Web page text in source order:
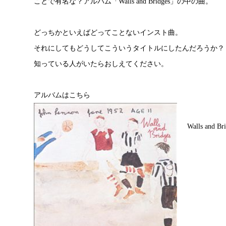
どっちかといえばどってことないインスト曲。
それにしてもどうしてこういうタイトルにしたんだろうか？
知っている人がいたらおしえてください。
アルバムはこちら
Walls and